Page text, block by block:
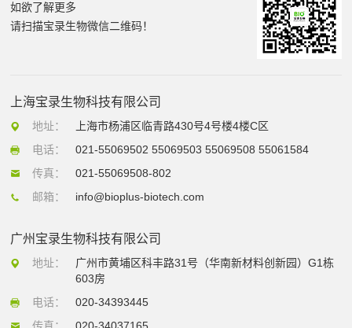
如欲了解更多
请扫描宝录生物微信二维码！
上海宝录生物科技有限公司
地址：
上海市杨浦区临青路430号4号楼4楼C区
电话：
021-55069502 55069503 55069508 55061584
传真：
021-55069508-802
邮箱：
info@bioplus-biotech.com
广州宝录生物科技有限公司
地址：
广州市黄埔区科丰路31号（华南新材料创新园）G1栋
603房
电话：
020-34393445